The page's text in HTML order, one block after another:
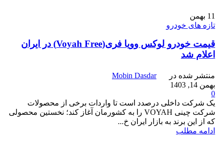
11 بهمن
تازه های خودرو
قیمت خودرو لوکس وویا فری(Voyah Free) در ایران
اعلام شد
منتشر شده در
Mobin Dasdar
بهمن 14, 1403
0
یک شرکت داخلی درصدد است تا واردات برخی از محصولات
شرکت چینی VOYAH را به کشورمان آغاز کند؛ نخستین محصولی
که از این برند به بازار ایران خ...
ادامه مطلب